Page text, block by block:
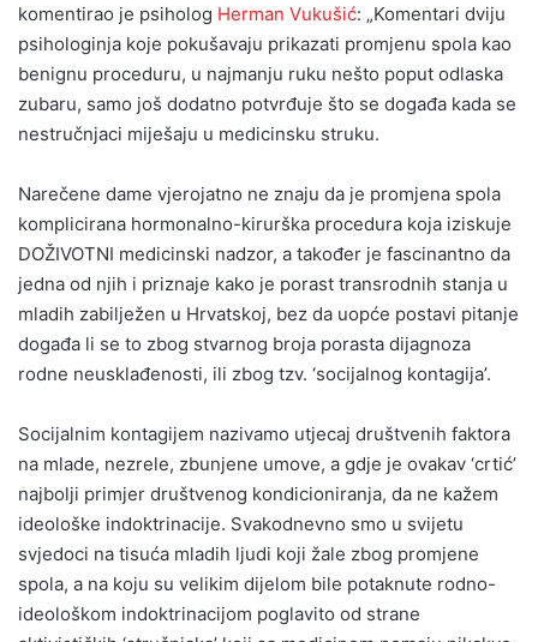
komentirao je psiholog Herman Vukušić: „Komentari dviju
psihologinja koje pokušavaju prikazati promjenu spola kao
benignu proceduru, u najmanju ruku nešto poput odlaska
zubaru, samo još dodatno potvrđuje što se događa kada se
nestručnjaci miješaju u medicinsku struku.
Narečene dame vjerojatno ne znaju da je promjena spola
komplicirana hormonalno-kirurška procedura koja iziskuje
DOŽIVOTNI medicinski nadzor, a također je fascinantno da
jedna od njih i priznaje kako je porast transrodnih stanja u
mladih zabilježen u Hrvatskoj, bez da uopće postavi pitanje
događa li se to zbog stvarnog broja porasta dijagnoza
rodne neusklađenosti, ili zbog tzv. ‘socijalnog kontagija’.
Socijalnim kontagijem nazivamo utjecaj društvenih faktora
na mlade, nezrele, zbunjene umove, a gdje je ovakav ‘crtić’
najbolji primjer društvenog kondicioniranja, da ne kažem
ideološke indoktrinacije. Svakodnevno smo u svijetu
svjedoci na tisuća mladih ljudi koji žale zbog promjene
spola, a na koju su velikim dijelom bile potaknute rodno-
ideološkom indoktrinacijom poglavito od strane